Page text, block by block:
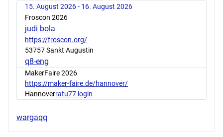
15. August 2026 - 16. August 2026
Froscon 2026
judi bola
https://froscon.org/
53757 Sankt Augustin
q8-eng
MakerFaire 2026
https://maker-faire.de/hannover/
Hannoverratu77 login
wargaqq